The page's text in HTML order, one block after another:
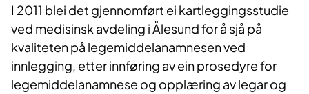
I 2011 blei det gjennomført ei kartleggingsstudie
ved medisinsk avdeling i Ålesund for å sjå på
kvaliteten på legemiddelanamnesen ved
innlegging, etter innføring av ein prosedyre for
legemiddelanamnese og opplæring av legar og